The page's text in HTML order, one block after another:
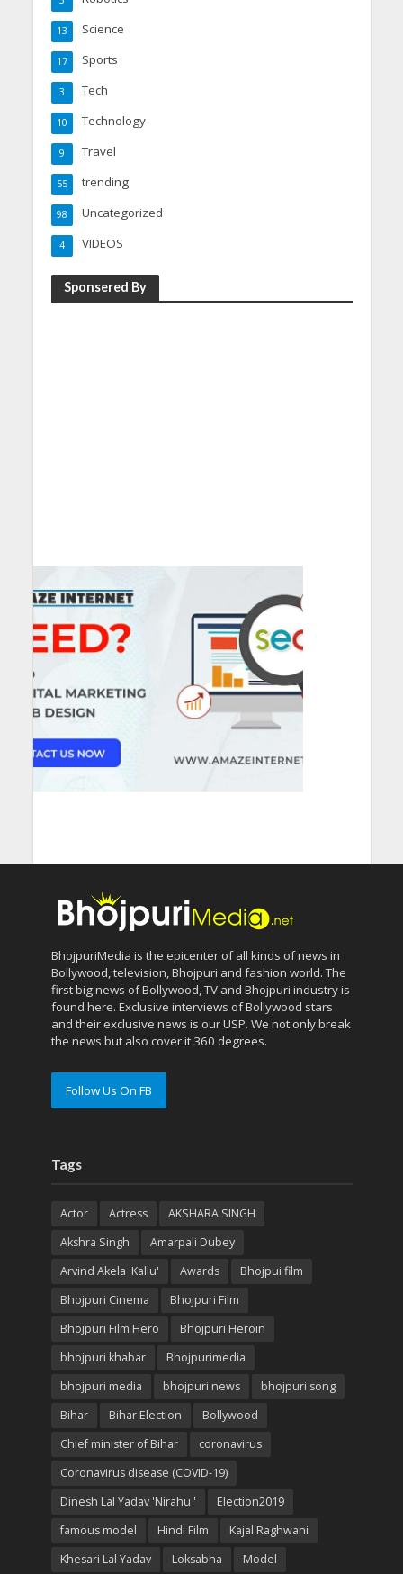
Science
13
Sports
17
Tech
3
Technology
10
Travel
9
trending
55
Uncategorized
98
VIDEOS
4
Sponsered By
BhojpuriMedia is the epicenter of all kinds of news in
Bollywood, television, Bhojpuri and fashion world. The
first big news of Bollywood, TV and Bhojpuri industry is
found here. Exclusive interviews of Bollywood stars
and their exclusive news is our USP. We not only break
the news but also cover it 360 degrees.
Follow Us On FB
Tags
Actor Actress
AKSHARA SINGH
Akshra Singh
Amarpali Dubey
Arvind Akela 'Kallu'
Awards
Bhojpui film
Bhojpuri Cinema
Bhojpuri Film
Bhojpuri Film Hero
Bhojpuri Heroin
bhojpuri khabar
Bhojpurimedia
bhojpuri media
bhojpuri news
bhojpuri song
Bihar
Bihar Election
Bollywood
Chief minister of Bihar
coronavirus
Coronavirus disease (COVID-19)
Dinesh Lal Yadav 'Nirahu '
Election2019
famous model
Hindi Film
Kajal Raghwani
Khesari Lal Yadav
Loksabha Model